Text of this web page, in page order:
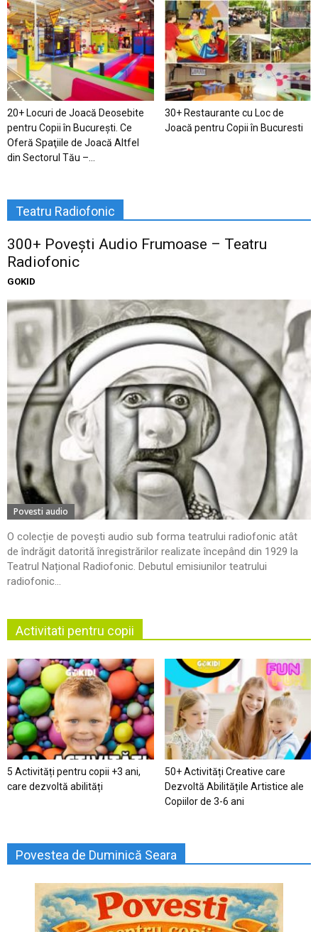
20+ Locuri de Joacă Deosebite
pentru Copii în Bucureşti. Ce
Oferă Spaţiile de Joacă Altfel
din Sectorul Tău –...
30+ Restaurante cu Loc de
Joacă pentru Copii în Bucuresti
Teatru Radiofonic
300+ Povești Audio Frumoase – Teatru
Radiofonic
GOKID
Povesti audio
O colecție de povești audio sub forma teatrului radiofonic atât
de îndrăgit datorită înregistrărilor realizate începând din 1929 la
Teatrul Național Radiofonic. Debutul emisiunilor teatrului
radiofonic...
Activitati pentru copii
5 Activități pentru copii +3 ani,
care dezvoltă abilități
50+ Activități Creative care
Dezvoltă Abilitățile Artistice ale
Copiilor de 3-6 ani
Povestea de Duminică Seara